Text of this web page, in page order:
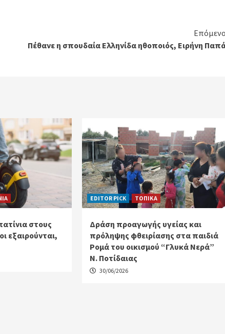
Επόμενο
Πέθανε η σπουδαία Ελληνίδα ηθοποιός, Ειρήνη
στους
εξαιρούνται,
EDITOR PICK ΤΟΠΙΚΑ
Δράση προαγωγής υγείας και
πρόληψης φθειρίασης στα παιδιά
Ρομά του οικισμού “Γλυκά Νερά”
Ν. Ποτίδαιας
30/06/2026